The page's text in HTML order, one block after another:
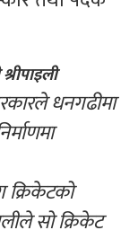
धनगढीमा
क्रिकेटको
सो क्रिकेट